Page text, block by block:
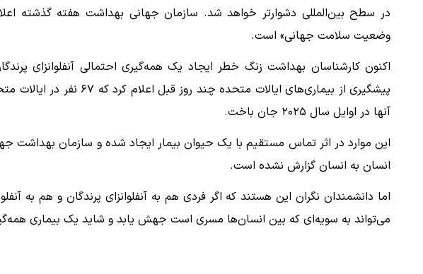
در سطح بین‌المللی دشوارتر خواهد شد. سازمان جهانی بهداشت هفته گذشته
وضعیت سلامت جهانی» است.
اکنون کارشناسان بهداشت زنگ خطر ایجاد یک همه‌گیری احتمالی آنفلوانزای
پیشگیری از بیماری‌های ایالات
آنها در اوایل سال ۲۰۲۵ جان باخت.
این موارد در اثر تماس مستقیم با یک حیوان بیمار ایجاد شده و سازمان بهداشت
انسان به انسان گزارش نشده است.
اما دانشمندان نگران این هستند که اگر فردی هم به آنفلوانزای پرندگان و هم به
می‌تواند به سویه‌ای که بین انسان‌ها مسری است جهش یابد و شاید یک بیماری همه‌گیر